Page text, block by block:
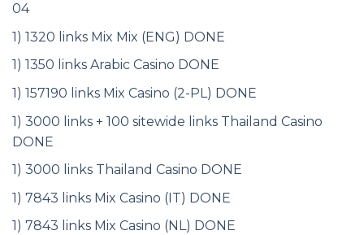
04
1) 1320 links Mix Mix (ENG) DONE
1) 1350 links Arabic Casino DONE
1) 157190 links Mix Casino (2-PL) DONE
1) 3000 links + 100 sitewide links Thailand Casino
DONE
1) 3000 links Thailand Casino DONE
1) 7843 links Mix Casino (IT) DONE
1) 7843 links Mix Casino (NL) DONE